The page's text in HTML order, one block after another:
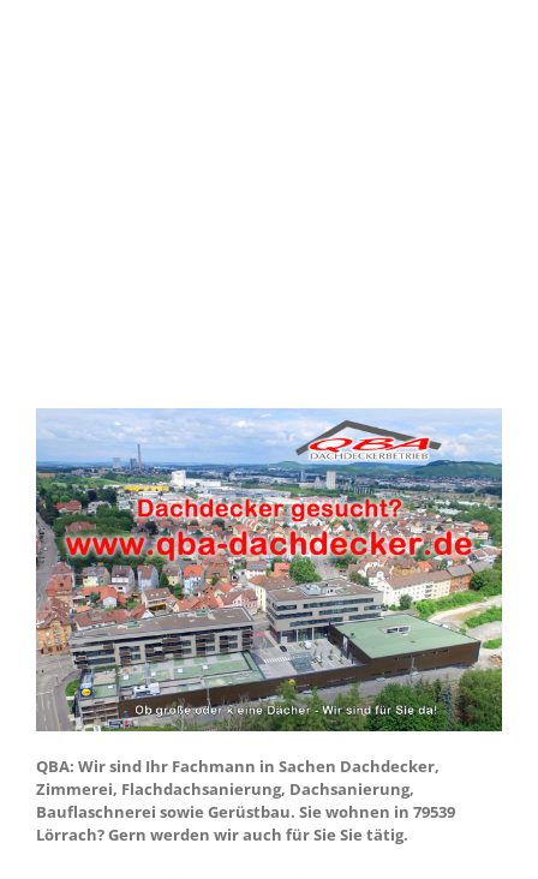
QBA: Wir sind Ihr Fachmann in Sachen Dachdecker,
Zimmerei, Flachdachsanierung, Dachsanierung,
Bauflaschnerei sowie Gerüstbau. Sie wohnen in 79539
Lörrach? Gern werden wir auch für Sie Sie tätig.